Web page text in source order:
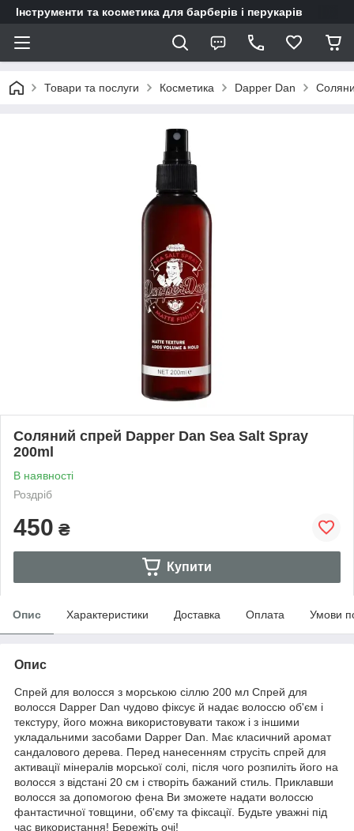
Інструменти та косметика для барберів і перукарів
Товари та послуги Косметика Dapper Dan
Соляний спрей Dapper Dan Sea Salt Spray
200ml
В наявності
Роздріб
450 ₴
Купити
Опис Характеристики Доставка Оплата Умови
Опис
Спрей для волосся з морською сіллю 200 мл Спрей для
волосся Dapper Dan чудово фіксує й надає волоссю об'єм і
текстуру, його можна використовувати також і з іншими
укладальними засобами Dapper Dan. Має класичний аромат
сандалового дерева. Перед нанесенням струсіть спрей для
активації мінералів морської солі, після чого розпиліть його на
волосся з відстані 20 см і створіть бажаний стиль. Приклавши
волосся за допомогою фена Ви зможете надати волоссю
фантастичної товщини, об'єму та фіксації. Будьте уважні під
час використання! Бережіть очі!